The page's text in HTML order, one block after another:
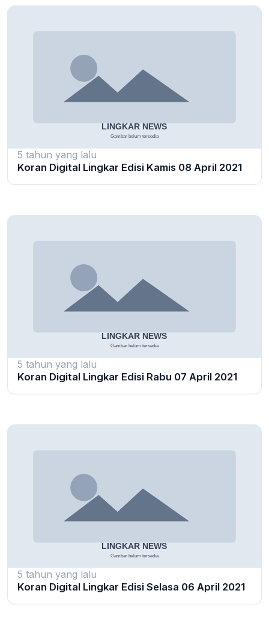
5 tahun yang lalu
Koran Digital Lingkar Edisi Kamis 08 April 2021
5 tahun yang lalu
Koran Digital Lingkar Edisi Rabu 07 April 2021
5 tahun yang lalu
Koran Digital Lingkar Edisi Selasa 06 April 2021